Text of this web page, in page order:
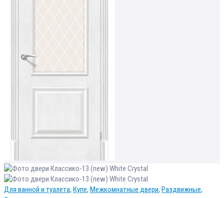
Для ванной и туалета, Купе, Межкомнатные двери, Раздвижные,